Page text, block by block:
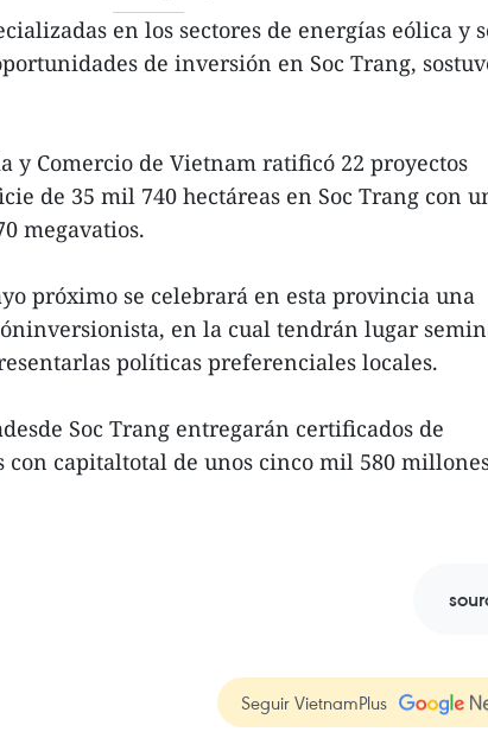
en los sectores de energías eólica y
de inversión en Soc Trang,
y Comercio de Vietnam ratificó 22 proyectos
de 35 mil 740 hectáreas en Soc Trang con
megavatios.
próximo se celebrará en esta provincia una
en la cual tendrán lugar
políticas preferenciales locales.
Soc Trang entregarán certificados de
con capitaltotal de unos cinco mil 580
Seguir VietnamPlus